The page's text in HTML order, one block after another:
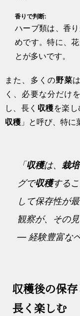
香りで判断:
ハーブ類は、香
めです。特に、
とが多いです。
また、多くの野菜
く、必要な分だけを
し、長く 収穫を楽
収穫 」と呼び、特に
「収穫は、 栽培
グで収穫するこ
して保存性が
観察が、その
— 経験豊富な
収穫後の保
長く楽しむ